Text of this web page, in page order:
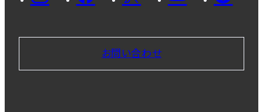
お問い合わせ